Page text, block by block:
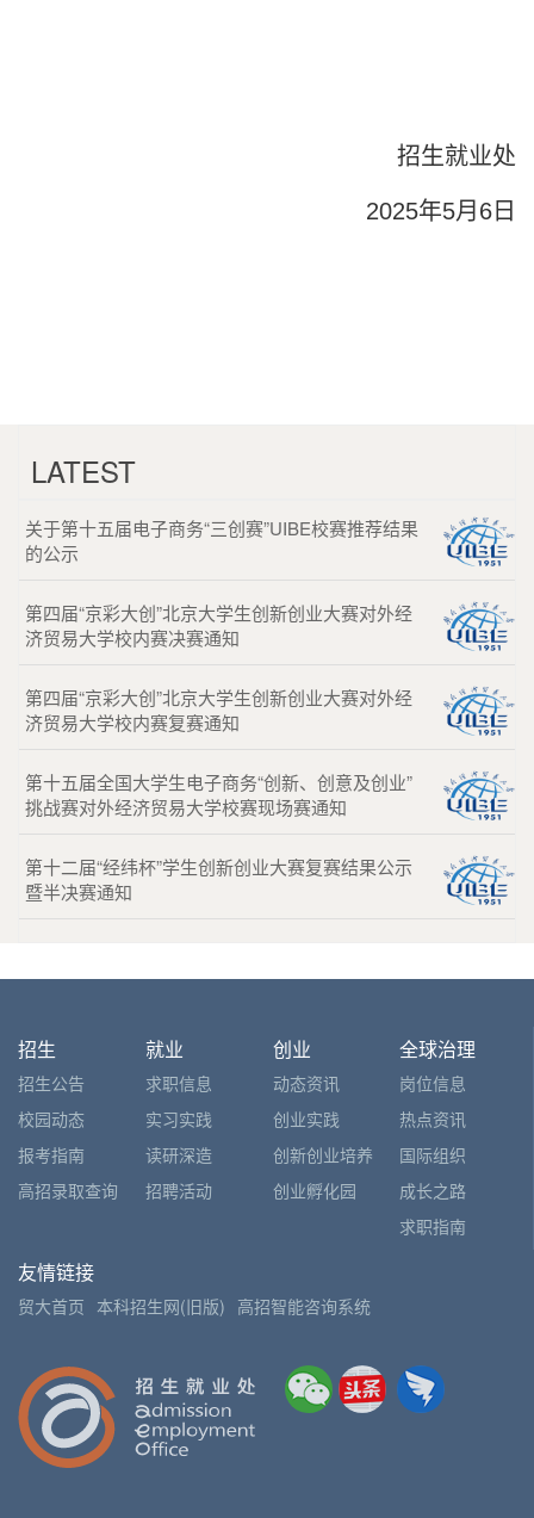
招生就业处
2025年5月6日
LATEST
关于第十五届电子商务“三创赛”UIBE校赛推荐结果
的公示
第四届“京彩大创”北京大学生创新创业大赛对外经
济贸易大学校内赛决赛通知
第四届“京彩大创”北京大学生创新创业大赛对外经
济贸易大学校内赛复赛通知
第十五届全国大学生电子商务“创新、创意及创业”
挑战赛对外经济贸易大学校赛现场赛通知
第十二届“经纬杯”学生创新创业大赛复赛结果公示
暨半决赛通知
招生
招生公告
校园动态
报考指南
高招录取查询
就业
求职信息
实习实践
读研深造
招聘活动
创业
动态资讯
创业实践
创新创业培养
创业孵化园
全球治理
岗位信息
热点资讯
国际组织
成长之路
求职指南
友情链接
贸大首页 本科招生网(旧版) 高招智能咨询系统